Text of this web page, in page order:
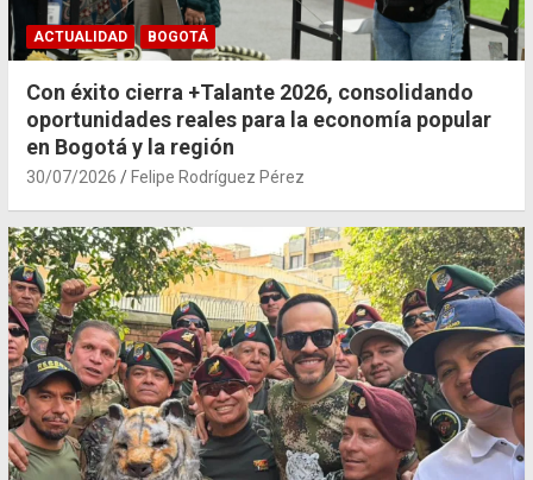
ACTUALIDAD BOGOTÁ
Con éxito cierra +Talante 2026, consolidando
oportunidades reales para la economía popular
en Bogotá y la región
30/07/2026 Felipe Rodríguez Pérez